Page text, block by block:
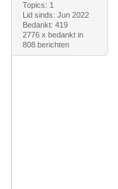
Topics: 1
Lid sinds: Jun 2022
Bedankt: 419
2776 x bedankt in
808 berichten